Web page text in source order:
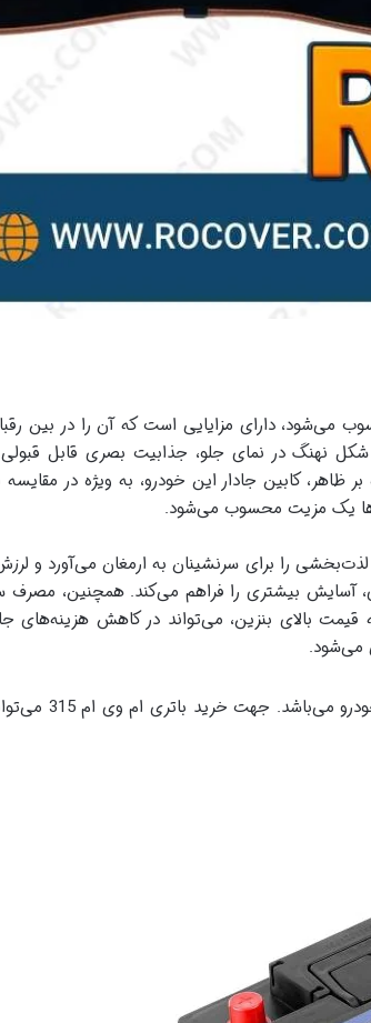
محسوب می‌شود، دارای مزایایی است که آن را در
یک مزیت محسوب می‌شود.
تجربه رانندگی راحت و لذت‌بخشی را برای سرنشینان به ارمغان
قیمت بالای بنزین، می‌تواند در کاهش
می‌شود.
نیز یکی از